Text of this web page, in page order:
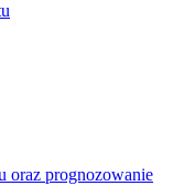
oraz prognozowanie